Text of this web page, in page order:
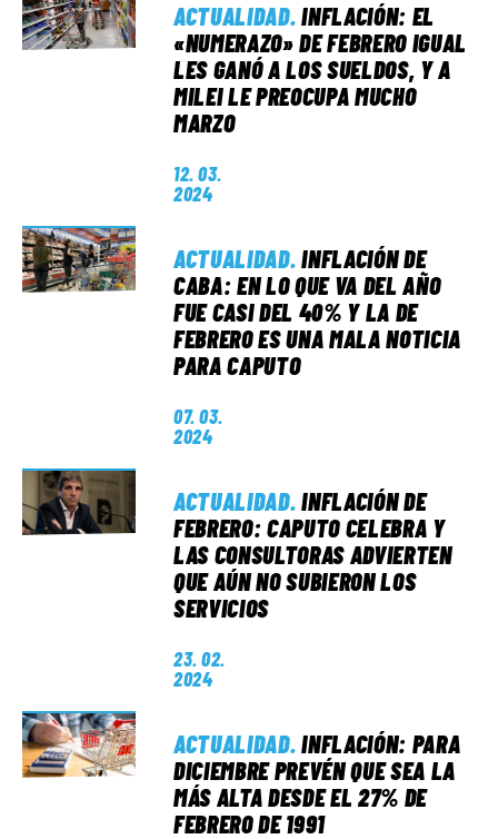
ACTUALIDAD. INFLACIÓN: EL
«NUMERAZO» DE FEBRERO IGUAL
LES GANÓ A LOS SUELDOS, Y A
MILEI LE PREOCUPA MUCHO
MARZO
12. 03.
2024
ACTUALIDAD. INFLACIÓN DE
CABA: EN LO QUE VA DEL AÑO
FUE CASI DEL 40% Y LA DE
FEBRERO ES UNA MALA NOTICIA
PARA CAPUTO
07. 03.
2024
ACTUALIDAD. INFLACIÓN DE
FEBRERO: CAPUTO CELEBRA Y
LAS CONSULTORAS ADVIERTEN
QUE AÚN NO SUBIERON LOS
SERVICIOS
23. 02.
2024
ACTUALIDAD. INFLACIÓN: PARA
DICIEMBRE PREVÉN QUE SEA LA
MÁS ALTA DESDE EL 27% DE
FEBRERO DE 1991